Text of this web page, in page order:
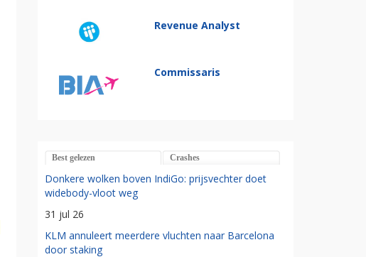
Revenue Analyst
Commissaris
Best gelezen Crashes
Donkere wolken boven IndiGo: prijsvechter doet
widebody-vloot weg
31 jul 26
KLM annuleert meerdere vluchten naar Barcelona
door staking